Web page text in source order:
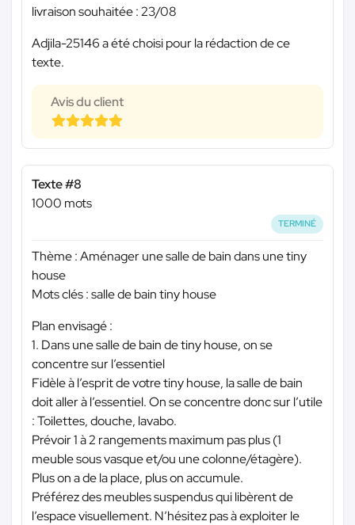
livraison souhaitée : 23/08
Adjila-25146 a été choisi pour la rédaction de ce
texte.
Avis du client
Texte #8
1000 mots
TERMINÉ
Thème : Aménager une salle de bain dans une tiny
house
Mots clés : salle de bain tiny house
Plan envisagé :
1. Dans une salle de bain de tiny house, on se
concentre sur l’essentiel
Fidèle à l’esprit de votre tiny house, la salle de bain
doit aller à l’essentiel. On se concentre donc sur l’utile
: Toilettes, douche, lavabo.
Prévoir 1 à 2 rangements maximum pas plus (1
meuble sous vasque et/ou une colonne/étagère).
Plus on a de la place, plus on accumule.
Préférez des meubles suspendus qui libèrent de
l’espace visuellement. N’hésitez pas à exploiter le